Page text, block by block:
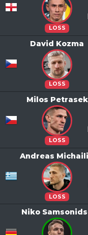
LOSS
David Kozma
LOSS
Milos Petrasek
LOSS
Andreas
LOSS
Niko